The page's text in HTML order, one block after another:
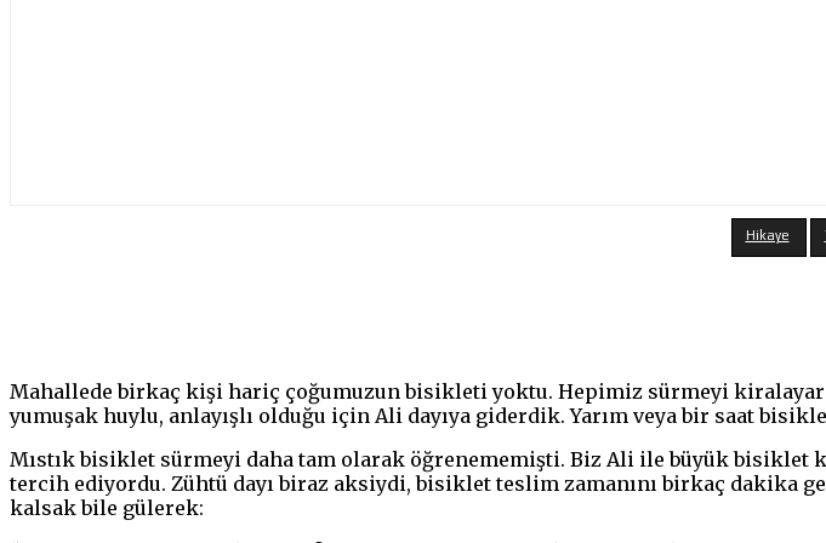
Hikaye
Mahallede birkaç kişi hariç çoğumuzun bisikleti yoktu. Hepimiz sürmeyi
yumuşak huylu, anlayışlı olduğu için Ali dayıya giderdik. Yarım veya bir saat
Mıstık bisiklet sürmeyi daha tam olarak öğrenememişti. Biz Ali ile büyük bisiklet
tercih ediyordu. Zühtü dayı biraz aksiydi, bisiklet teslim zamanını birkaç dakika
kalsak bile gülerek: